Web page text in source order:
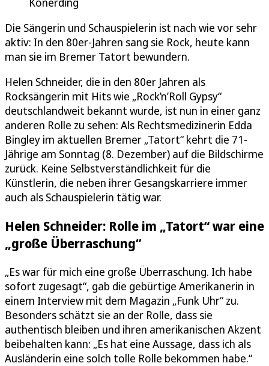
Die Sängerin und Schauspielerin ist nach wie vor sehr
aktiv: In den 80er-Jahren sang sie Rock, heute kann
man sie im Bremer Tatort bewundern.
Helen Schneider, die in den 80er Jahren als
Rocksängerin mit Hits wie „Rock’n’Roll Gypsy“
deutschlandweit bekannt wurde, ist nun in einer ganz
anderen Rolle zu sehen: Als Rechtsmedizinerin Edda
Bingley im aktuellen Bremer „Tatort“ kehrt die 71-
Jährige am Sonntag (8. Dezember) auf die Bildschirme
zurück. Keine Selbstverständlichkeit für die
Künstlerin, die neben ihrer Gesangskarriere immer
auch als Schauspielerin tätig war.
Helen Schneider: Rolle im „Tatort“ war eine
„große Überraschung“
„Es war für mich eine große Überraschung. Ich habe
sofort zugesagt“, gab die gebürtige Amerikanerin in
einem Interview mit dem Magazin „Funk Uhr“ zu.
Besonders schätzt sie an der Rolle, dass sie
authentisch bleiben und ihren amerikanischen Akzent
beibehalten kann: „Es hat eine Aussage, dass ich als
Ausländerin eine solch tolle Rolle bekommen habe.“